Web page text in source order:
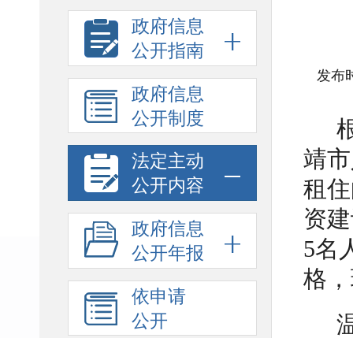
政府信息
公开指南
政府信息
公开制度
法定主动
公开内容
政府信息
公开年报
依申请
公开
发布
靖
租
资
5名
格